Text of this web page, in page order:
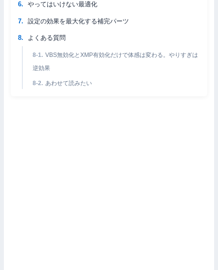
やってはいけない最適化
設定の効果を最大化する補完パーツ
よくある質問
VBS無効化とXMP有効化だけで体感は変わる。やりすぎは
逆効果
あわせて読みたい